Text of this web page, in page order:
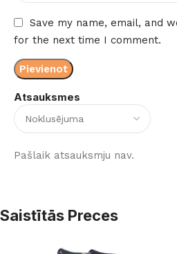
Atsauksmes
Pašlaik atsauksmju nav.
Save my name, email, and
for the next time I comment.
Saistītās Preces